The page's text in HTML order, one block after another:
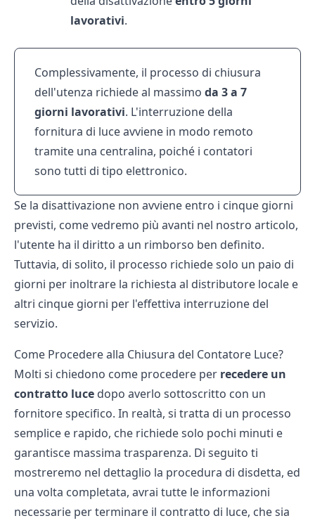
lavorativi.
Complessivamente, il processo di chiusura
dell'utenza richiede al massimo da 3 a 7
giorni lavorativi. L'interruzione della
fornitura di luceavviene in modo remoto
tramite una centralina, poiché i contatori
sono tutti di tipo elettronico.
Se la disattivazione non avviene entro i cinque giorni
previsti, come vedremo più avanti nel nostro articolo,
l'utente ha il diritto a un rimborso ben definito.
Tuttavia, di solito, il processo richiede solo un paio di
giorni per inoltrare la richiesta al distributore locale e
altri cinque giorni per l'effettiva interruzione del
servizio.
Come Procedere alla Chiusura del Contatore Luce?
Molti si chiedono come procedere per recedere un
contratto luce dopo averlo sottoscritto con un
fornitore specifico. In realtà, si tratta di un processo
semplice e rapido, che richiede solo pochi minuti e
garantisce massima trasparenza. Di seguito ti
mostreremo nel dettaglio la procedura di disdetta, ed
una volta completata, avrai tutte le informazioni
necessarie per terminare il contratto di luce, che sia